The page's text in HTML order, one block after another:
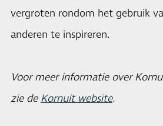
vergroten rondom het gebruik
anderen te inspireren.
Voor meer informatie over
zie deKornuit website.